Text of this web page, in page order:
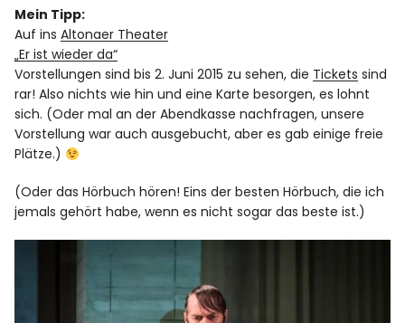
Mein Tipp:
Auf insAltonaer Theater
„Er ist wieder da“
Vorstellungen sind bis 2. Juni 2015 zu sehen, die Tickets sind
rar! Also nichts wie hin und eine Karte besorgen, es lohnt
sich. (Oder mal an der Abendkasse nachfragen, unsere
Vorstellung war auch ausgebucht, aber es gab einige freie
Plätze.)
(Oder das Hörbuch hören! Eins der besten Hörbuch, die ich
jemals gehört habe, wenn es nicht sogar das beste ist.)